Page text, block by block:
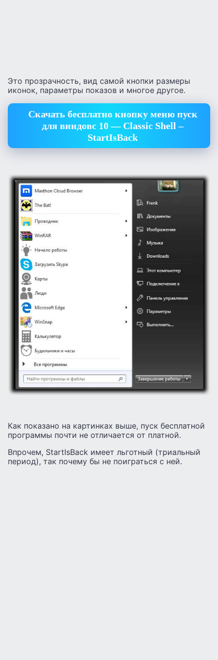
Это прозрачность, вид самой кнопки размеры
иконок, параметры показов и многое другое.
Скачать бесплатно кнопку меню пуск
для виндовс 10 — Classic Shell –
StartIsBack
Как показано на картинках выше, пуск бесплатной
программы почти не отличается от платной.
Впрочем, StartIsBack имеет льготный (триальный
период), так почему бы не поиграться с ней.